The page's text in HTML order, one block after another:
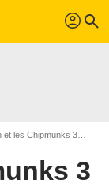
profil search
et les Chipmunks 3
3